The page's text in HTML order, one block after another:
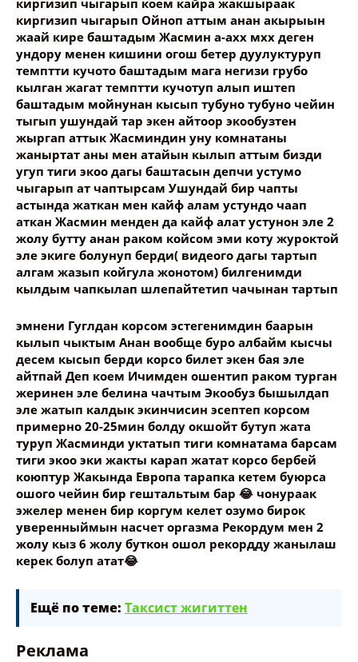
киргизип чыгарып коем кайра жакшыраак
киргизип чыгарып Ойноп аттым анан акырыын
жаай кире баштадым Жасмин а-ахх мхх деген
ундору менен кишини огош бетер дуулуктуруп
темптти кучото баштадым мага негизи грубо
кылган жагат темптти кучотуп алып иштеп
баштадым мойнунан кысып тубуно тубуно чейин
тыгып ушундай тар экен айтоор экообузтен
жыргап аттык Жасминдин уну комнатаны
жаныртат аны мен атайын кылып аттым бизди
угуп тиги экоо дагы баштасын депчи устумо
чыгарып ат чаптырсам Ушундай бир чапты
астында жаткан мен кайф алам устундо чаап
аткан Жасмин менден да кайф алат устунон эле 2
жолу бутту анан раком койсом эми коту журоктой
эле экиге болунуп берди( видеого дагы тартып
алгам жазып койгула жонотом) билгенимди
кылдым чапкылап шлепайтетип чачынан тартып
эмнени Гуглдан корсом эстегенимдин баарын
кылып чыктым Анан вообще буро албайм кысчы
десем кысып берди корсо билет экен бая эле
айтпай Деп коем Ичимден ошентип раком турган
жеринен эле белина чачтым Экообуз бышылдап
эле жатып калдык экинчисин эсептеп корсом
примерно 20-25мин болду окшойт бутуп жата
туруп Жасминди уктатып тиги комнатама барсам
тиги экоо эки жакты карап жатат корсо бербей
коюптур Жакында Европа тарапка кетем буюрса
ошого чейин бир гештальтым бар 😂 чонураак
эжелер менен бир коргум келет озумо бирок
уверенныймын насчет оргазма Рекордум мен 2
жолу кыз 6 жолу буткон ошол рекордду жанылаш
керек болуп атат😂
Ещё по теме: Таксист жигиттен
Реклама